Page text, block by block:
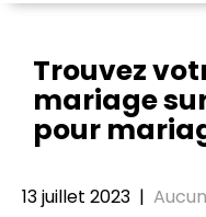
Trouvez
mariage
pour
13 juillet 2023 |